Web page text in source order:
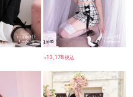
￥13,178 税込